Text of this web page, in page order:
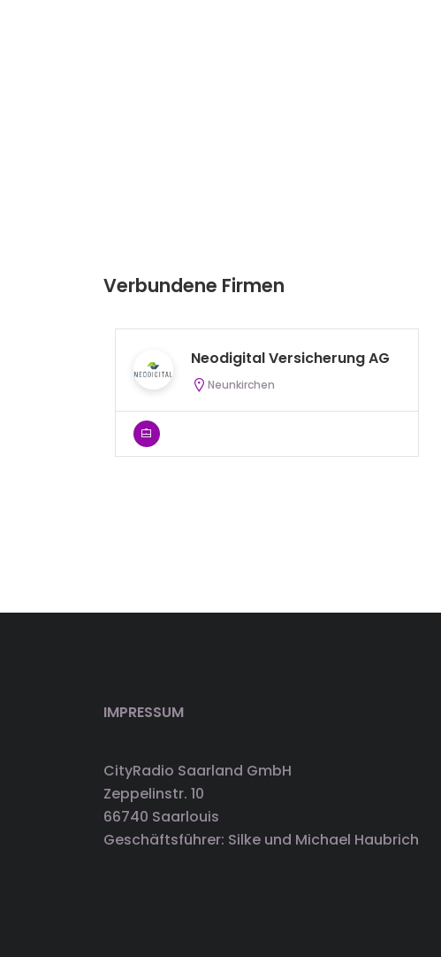
Verbundene Firmen
Neodigital Versicherung AG
Neunkirchen
IMPRESSUM
CityRadio Saarland GmbH
Zeppelinstr. 10
66740 Saarlouis
Geschäftsführer: Silke und Michael Haubrich